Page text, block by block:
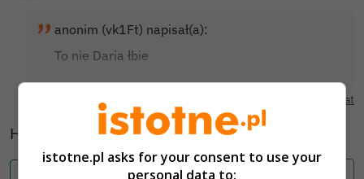
anonim (vk1Ft) napisał(a):
To nie Daria łbie
Pokaż cytat
Haha a samochód czyj?
istotne.pl asks for your consent to use your
personal data to: